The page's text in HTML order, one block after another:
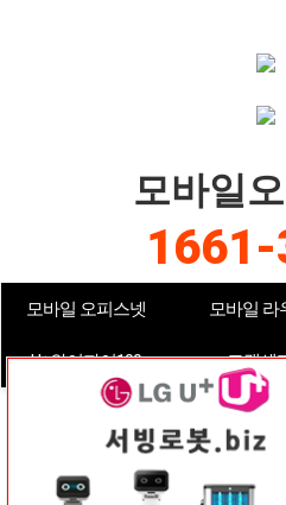
모바일
모바일 오피스넷 모바일 라
U+와이파이100 고객센